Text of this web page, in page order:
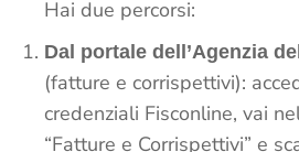
Hai due percorsi:
Dal portale dell’Agenzia
(fatture e corrispettivi):
credenziali Fisconline, vai
“Fatture e Corrispettivi” e